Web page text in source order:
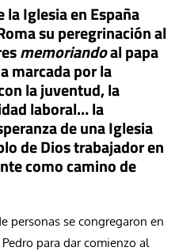
Iglesia en España
su peregrinación al
memoriandoal papa
marcada por la
la juventud, la
laboral… la
de una Iglesia
de Dios trabajador en
como camino de
personas se congregaron en
para dar comienzo al